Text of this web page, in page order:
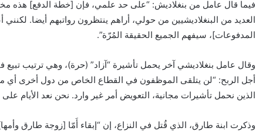
فيما قال عامل من بنغلاديش: “على حد علمي، فإن [خطة الدفع] هذه
العديد من البنغلاديشيين من حولي، أراهم ينتظرون رواتبهم أيضا.
المدفوعات]، سيفهم الجميع الحقيقة المُرّة”.
وقال عامل بنغلاديشي آخر يحمل تأشيرة “آزاد” (حرة)، وهي ترتيب
أجل الربح: “لن يتلقى الموظفون في القطاع الخاص من دول أخرى أي
الذين نحمل تأشيرات مجانية، التعويض أمر غير وارد. نحن نعد الأيام
وذكرت ابنة طارق، الذي قُتل في النزاع، إن “إبقاء أَمّا [زوجة طارق